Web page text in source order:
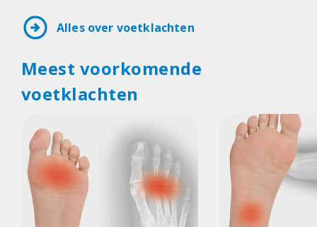
arrow_circle_right Alles over voetklachten
Meest voorkomende
voetklachten